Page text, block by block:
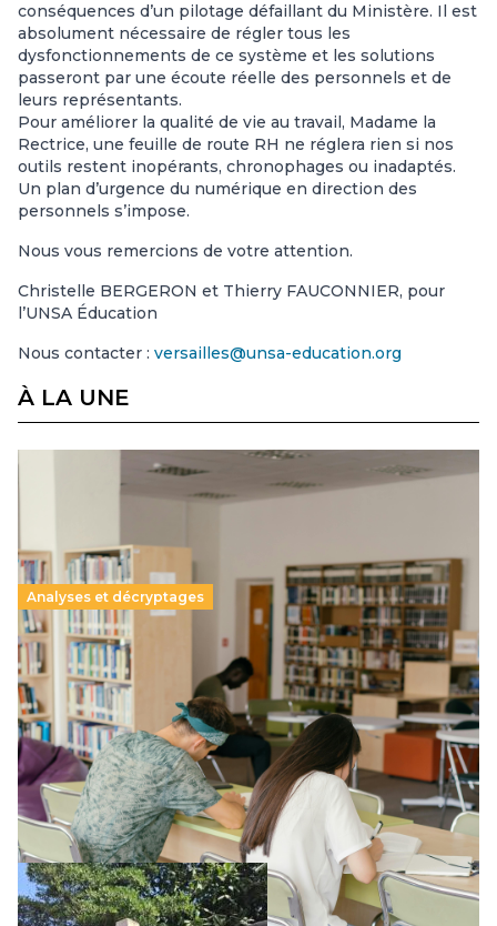
conséquences d’un pilotage défaillant du Ministère. Il est
absolument nécessaire de régler tous les
dysfonctionnements de ce système et les solutions
passeront par une écoute réelle des personnels et de
leurs représentants.
Pour améliorer la qualité de vie au travail, Madame la
Rectrice, une feuille de route RH ne réglera rien si nos
outils restent inopérants, chronophages ou inadaptés.
Un plan d’urgence du numérique en direction des
personnels s’impose.
Nous vous remercions de votre attention.
Christelle BERGERON et Thierry FAUCONNIER, pour
l’UNSA Éducation
Nous contacter : versailles@unsa-education.org
À LA UNE
Analyses et décryptages
Supérieur privé : une dérive qui met à mal la
promesse républicaine
11 juillet 2026-
Le projet de loi sur la régulation de l’enseignement
supérieur privé met en lumière l’amplification d’un système
qui relègue l’acte pédagogique au superfétatoire, voire à…
Lire la suite →